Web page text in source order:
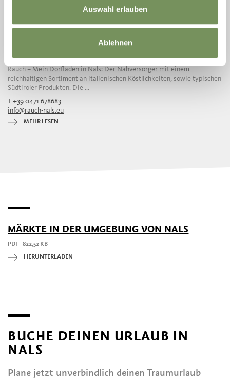
Auswahl erlauben
Ablehnen
RAUCH - MEIN DORFLADEN
Rauch – Mein Dorfladen in Nals: Der Nahversorger mit einem
reichhaltigen Sortiment an italienischen Köstlichkeiten, sowie typischen
Südtiroler Produkten. Die ...
T+39 0471 678683
info@rauch-nals.eu
MEHR LESEN
MÄRKTE IN DER UMGEBUNG VON NALS
PDF - 822,52 KB
HERUNTERLADEN
BUCHE DEINEN URLAUB IN
NALS
Plane jetzt unverbindlich deinen Traumurlaub